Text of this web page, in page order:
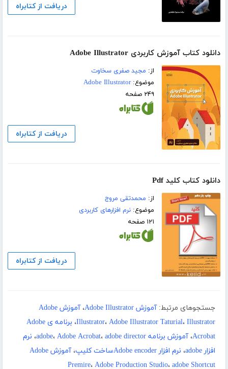
دریافت از کتابراه
دانلود کتاب آموزش کاربردی Adobe Illustrator
از: مجید صفری سخاوت
موضوع:Adobe Illustrator
۲۴۹ صفحه
دریافت از کتابراه
دانلود کتاب کلید Pdf
از: محمدتقی مروج
موضوع:نرم افزارهای کاربردی
۱۲۱ صفحه
دریافت از کتابراه
جستجوهای مرتبط: آموزش Adobe Illustrator ،
آموزش Adobe
Illustrator، Adobe Illustrator Taturial، Illustrator ،
برنامه ی Adobe
Acrobat،آموزش برنامه adobe ، Adobe Acrobat، adobe director ، نرم
افزار adobe
، نرم افزار Adobe encoderساخت کلیپ ،
آموزش Adobe
Premire، Adobe Production Studio، adobe Shortcut